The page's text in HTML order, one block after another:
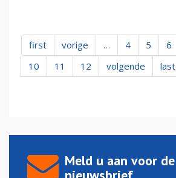
first vorige … 4 5 6
10
11 12 volgende last
Meld u aan voor de